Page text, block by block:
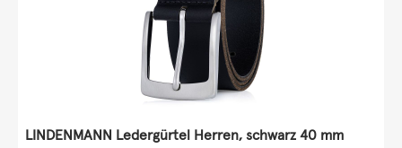
LINDENMANN Ledergürtel Herren, schwarz 40 mm